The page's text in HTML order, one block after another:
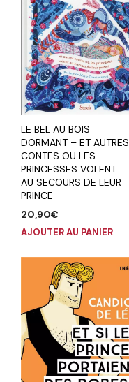
LE BEL AU BOIS
DORMANT – ET AUTRES
CONTES OU LES
PRINCESSES VOLENT
AU SECOURS DE LEUR
PRINCE
20,90€
AJOUTER AU PANIER